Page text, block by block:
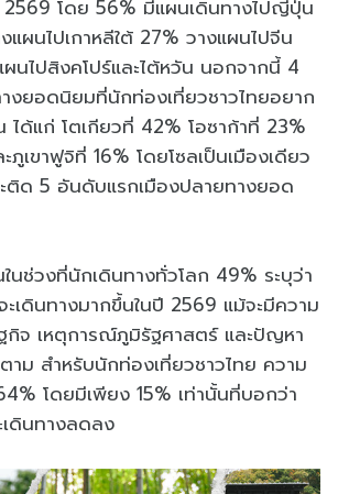
โดย 56% มีแผนเดินทางไปญี่ปุ่น
ผนไปเกาหลีใต้ 27% วางแผนไปจีน
ผนไปสิงคโปร์และไต้หวัน นอกจากนี้ 4
งยอดนิยมที่นักท่องเที่ยวชาวไทยอยาก
ด้แก่ โตเกียวที่ 42% โอซาก้าที่ 23%
ภูเขาฟูจิที่ 16% โดยโซลเป็นเมืองเดียว
ด 5 อันดับแรกเมืองปลายทางยอด
นช่วงที่นักเดินทางทั่วโลก 49% ระบุว่า
เดินทางมากขึ้นในปี 2569 แม้จะมีความ
กิจ เหตุการณ์ภูมิรัฐศาสตร์ และปัญหา
ม สำหรับนักท่องเที่ยวชาวไทย ความ
โดยมีเพียง 15% เท่านั้นที่บอกว่า
ดินทางลดลง